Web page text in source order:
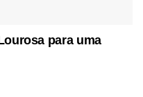
para uma